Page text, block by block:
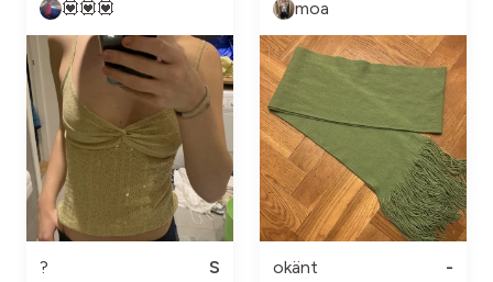
💟💟💟
? S
moa
okänt -